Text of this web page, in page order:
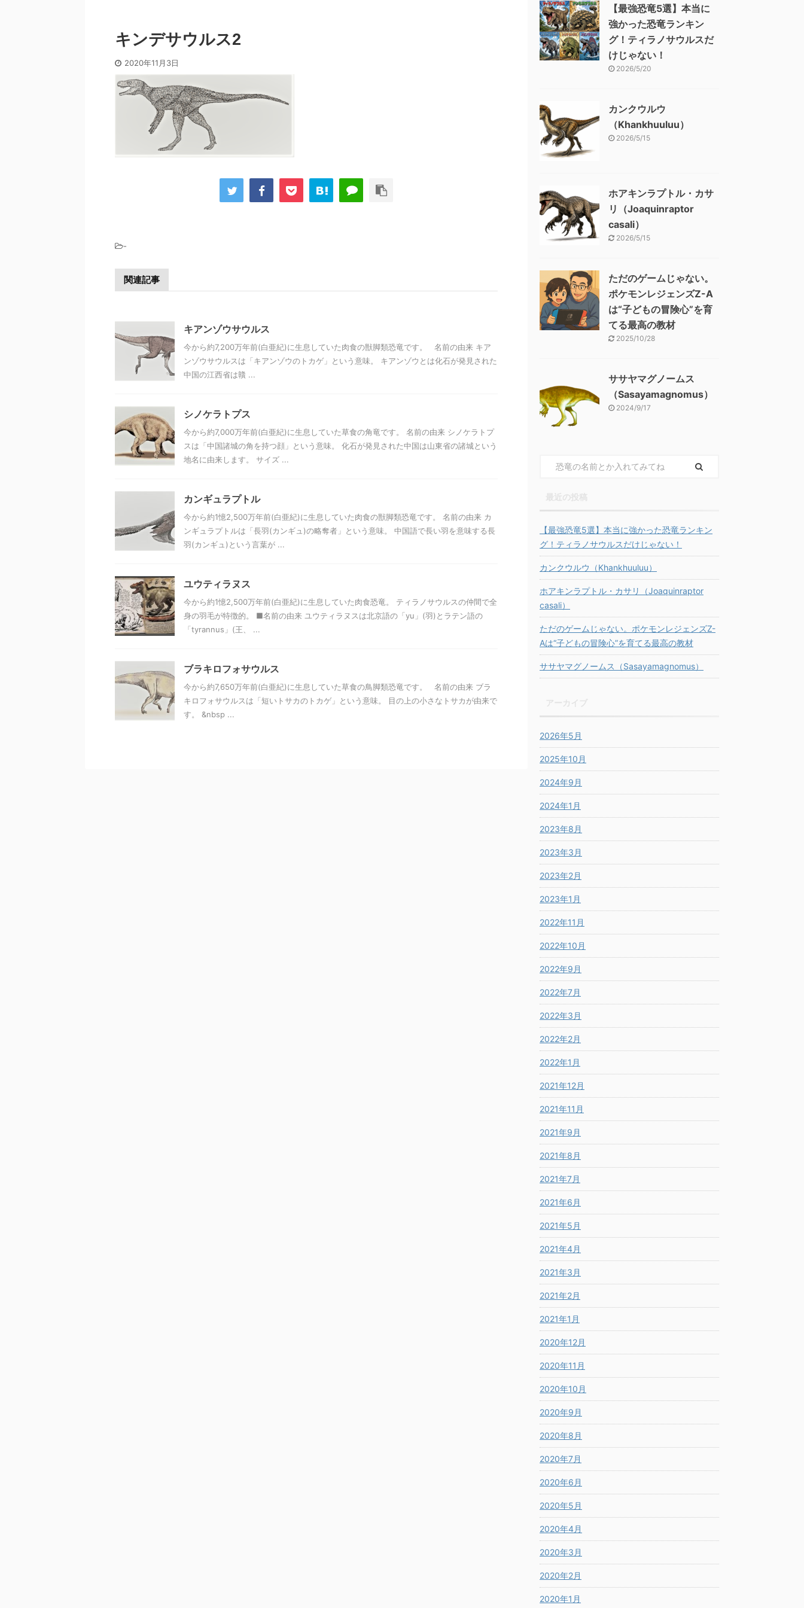
キンデサウルス2
2020年11月3日
-
関連記事
キアンゾウサウルス
今から約7,200万年前(白亜紀)に生息していた肉食の獣脚類恐竜です。 名前の由来 キア
ンゾウサウルスは「キアンゾウのトカゲ」という意味。 キアンゾウとは化石が発見された
中国の江西省は贛 ...
シノケラトプス
今から約7,000万年前(白亜紀)に生息していた草食の角竜です。 名前の由来 シノケラトプ
スは「中国諸城の角を持つ顔」という意味。 化石が発見された中国は山東省の諸城という
地名に由来します。 サイズ ...
カンギュラプトル
今から約1憶2,500万年前(白亜紀)に生息していた肉食の獣脚類恐竜です。 名前の由来 カ
ンギュラプトルは「長羽(カンギュ)の略奪者」という意味。 中国語で長い羽を意味する長
羽(カンギュ)という言葉が ...
ユウティラヌス
今から約1憶2,500万年前(白亜紀)に生息していた肉食恐竜。 ティラノサウルスの仲間で全
身の羽毛が特徴的。 ■名前の由来 ユウティラヌスは北京語の「yu」(羽)とラテン語の
「tyrannus」(王、 ...
ブラキロフォサウルス
今から約7,650万年前(白亜紀)に生息していた草食の鳥脚類恐竜です。 名前の由来 ブラ
キロフォサウルスは「短いトサカのトカゲ」という意味。 目の上の小さなトサカが由来で
す。 &nbsp ...
【最強恐竜5選】本当に
強かった恐竜ランキン
グ！ティラノサウルスだ
けじゃない！
2026/5/20
カンクウルウ
（Khankhuuluu）
2026/5/15
ホアキンラプトル・カサ
リ（Joaquinraptor
casali）
2026/5/15
ただのゲームじゃない。
ポケモンレジェンズZ-A
は“子どもの冒険心”を育
てる最高の教材
2025/10/28
ササヤマグノームス
（Sasayamagnomus）
2024/9/17
【最強恐竜5選】本当に強かった恐竜ランキン
グ！ティラノサウルスだけじゃない！
カンクウルウ（Khankhuuluu）
ホアキンラプトル・カサリ（Joaquinraptor
casali）
ただのゲームじゃない。ポケモンレジェンズZ-
Aは“子どもの冒険心”を育てる最高の教材
ササヤマグノームス（Sasayamagnomus）
2026年5月
2025年10月
2024年9月
2024年1月
2023年8月
2023年3月
2023年2月
2023年1月
2022年11月
2022年10月
2022年9月
2022年7月
2022年3月
2022年2月
2022年1月
2021年12月
2021年11月
2021年9月
2021年8月
2021年7月
2021年6月
2021年5月
2021年4月
2021年3月
2021年2月
2021年1月
2020年12月
2020年11月
2020年10月
2020年9月
2020年8月
2020年7月
2020年6月
2020年5月
2020年4月
2020年3月
2020年2月
2020年1月